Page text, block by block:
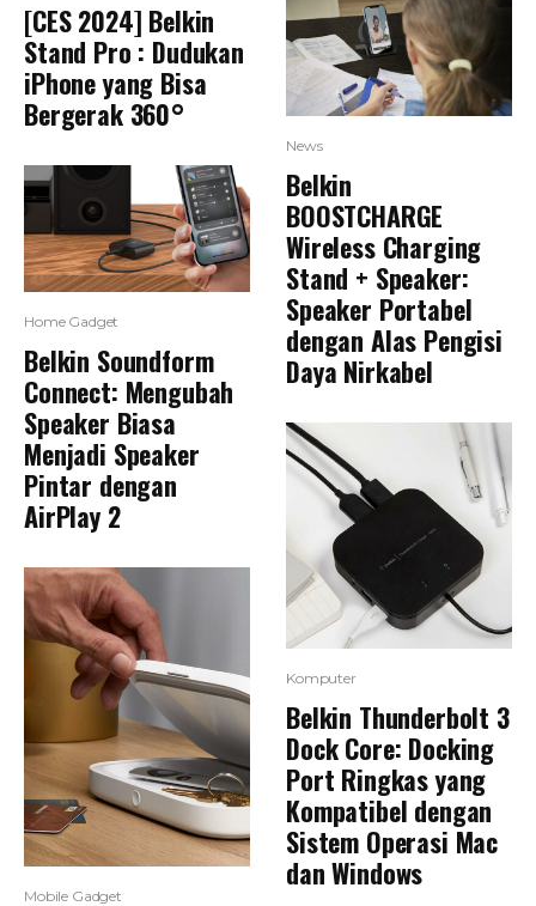
[CES 2024] Belkin
Stand Pro : Dudukan
iPhone yang Bisa
Bergerak 360°
Home Gadget
Belkin Soundform
Connect: Mengubah
Speaker Biasa
Menjadi Speaker
Pintar dengan
AirPlay 2
Mobile Gadget
News
Belkin
BOOSTCHARGE
Wireless Charging
Stand + Speaker:
Speaker Portabel
dengan Alas Pengisi
Daya Nirkabel
Komputer
Belkin Thunderbolt 3
Dock Core: Docking
Port Ringkas yang
Kompatibel dengan
Sistem Operasi Mac
dan Windows